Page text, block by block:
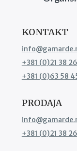
KONTAKT
+381 (0)21 38
+381 (0)63 58
PRODAJA
+381 (0)21 38